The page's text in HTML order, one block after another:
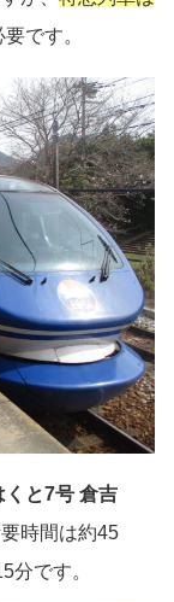
です。
くと7号 倉吉
時間は約45
分です。